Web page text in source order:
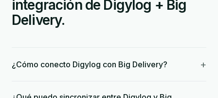
integración de Digylog + Big
Delivery.
¿Cómo conecto Digylog con Big Delivery? +